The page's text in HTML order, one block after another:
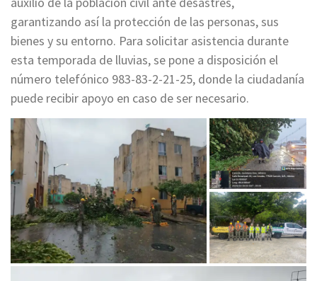
garantizando así la protección de las personas, sus
bienes y su entorno. Para solicitar asistencia durante
esta temporada de lluvias, se pone a disposición el
número telefónico 983-83-2-21-25, donde la ciudadanía
puede recibir apoyo en caso de ser necesario.